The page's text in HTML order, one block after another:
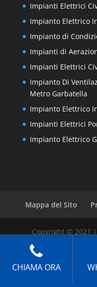
Impianti Elettrici
Impianto Elettrico
Impianto di
Impianti di
Impianti Elettrici
Impianto Di
Metro Garbatella
Impianto Elettrico
Impianti Elettrici
Impianto Elettrico
Mappa del Sito
Copyright © 2021 |
CHIAMA ORA